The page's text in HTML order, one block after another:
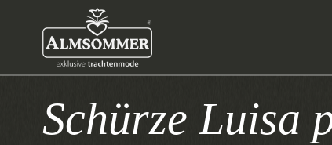
Schürze Luisa